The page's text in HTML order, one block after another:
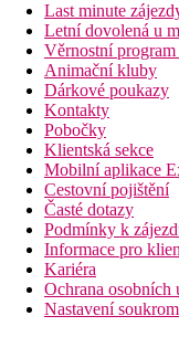
Last minute
Letní dovolená u
Věrnostní
Animační kluby
Dárkové poukazy
Kontakty
Pobočky
Klientská sekce
Mobilní aplikace
Cestovní pojištění
Časté dotazy
Podmínky k
Informace pro
Kariéra
Ochrana osobních
Nastavení